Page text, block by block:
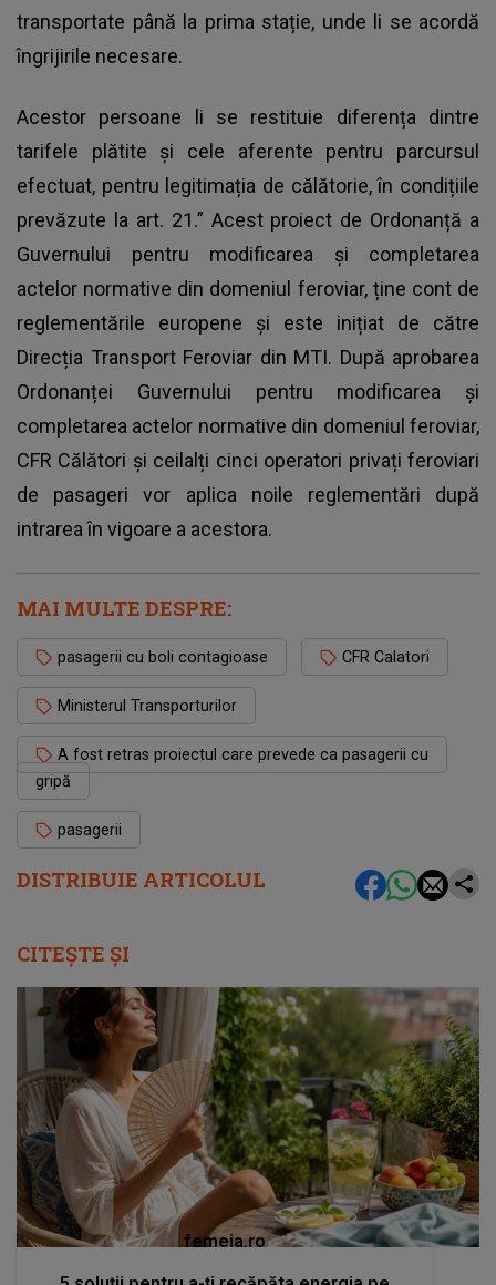
DISTRIBUIE ARTICOLUL
transportate până la prima stație, unde li se acordă
îngrijirile necesare.
Acestor persoane li se restituie diferența dintre
tarifele plătite și cele aferente pentru parcursul
efectuat, pentru legitimația de călătorie, în condițiile
prevăzute la art. 21.” Acest proiect de Ordonanță a
Guvernului pentru modificarea și completarea
actelor normative din domeniul feroviar, ține cont de
reglementările europene și este inițiat de către
Direcția Transport Feroviar din MTI. După aprobarea
Ordonanței Guvernului pentru modificarea și
completarea actelor normative din domeniul feroviar,
CFR Călători și ceilalți cinci operatori privați feroviari
de pasageri vor aplica noile reglementări după
intrarea în vigoare a acestora.
MAI MULTE DESPRE:
pasagerii cu boli contagioase CFR Calatori
Ministerul Transporturilor
A fost retras proiectul care prevede ca pasagerii cu
gripă
pasagerii
CITEȘTE ȘI
femeia.ro